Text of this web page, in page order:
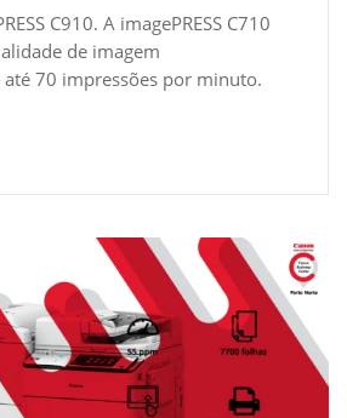
C910. A imagePRESS C710
de imagem
70 impressões por minuto.